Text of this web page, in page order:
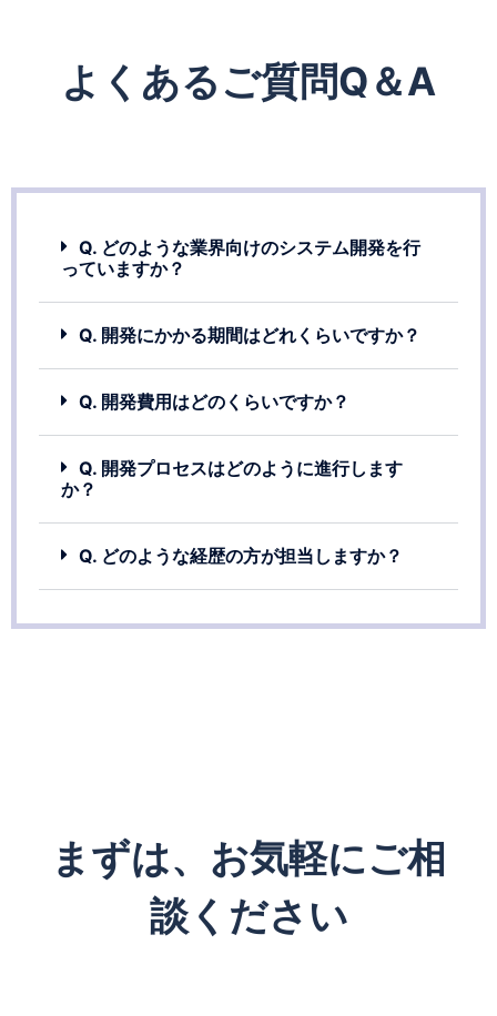
よくあるご質問Q＆A
Q. どのような業界向けのシステム開発を行
っていますか？
Q. 開発にかかる期間はどれくらいですか？
Q. 開発費用はどのくらいですか？
Q. 開発プロセスはどのように進行します
か？
Q. どのような経歴の方が担当しますか？
まずは、お気軽にご相
談ください